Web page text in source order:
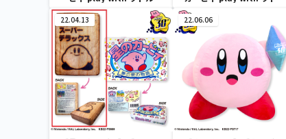
ィ ボストンバッグ
ディ ボストンバッグ
22.04.13 22.06.06